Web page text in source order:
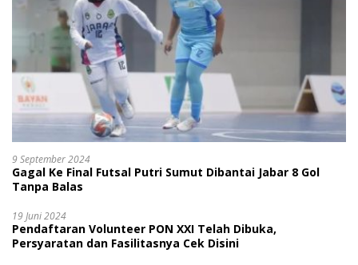
9 September 2024
Gagal Ke Final Futsal Putri Sumut Dibantai Jabar 8 Gol
Tanpa Balas
19 Juni 2024
Pendaftaran Volunteer PON XXI Telah Dibuka,
Persyaratan dan Fasilitasnya Cek Disini